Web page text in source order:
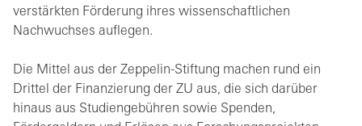
verstärkten Förderung ihres wissenschaftlichen
Nachwuchses auflegen.
Die Mittel aus der Zeppelin-Stiftung machen rund ein
Drittel der Finanzierung der ZU aus, die sich darüber
hinaus aus Studiengebühren sowie Spenden,